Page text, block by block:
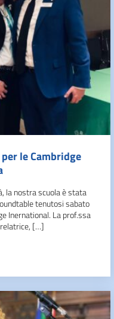
le Cambridge
la nostra scuola è stata
tenutosi sabato
Inernational. La prof.ssa
relatrice, […]